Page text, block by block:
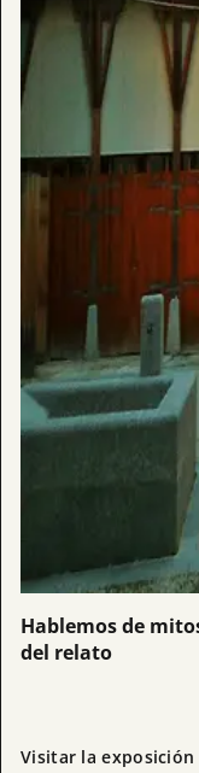
Hablemos de
del relato
Visitar la exposición